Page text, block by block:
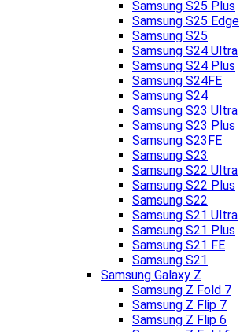
Samsung S25 Plus
Samsung S25 Edge
Samsung S25
Samsung S24 Ultra
Samsung S24 Plus
Samsung S24FE
Samsung S24
Samsung S23 Ultra
Samsung S23 Plus
Samsung S23FE
Samsung S23
Samsung S22 Ultra
Samsung S22 Plus
Samsung S22
Samsung S21 Ultra
Samsung S21 Plus
Samsung S21 FE
Samsung S21
Samsung Galaxy Z
Samsung Z Fold 7
Samsung Z Flip 7
Samsung Z Flip 6